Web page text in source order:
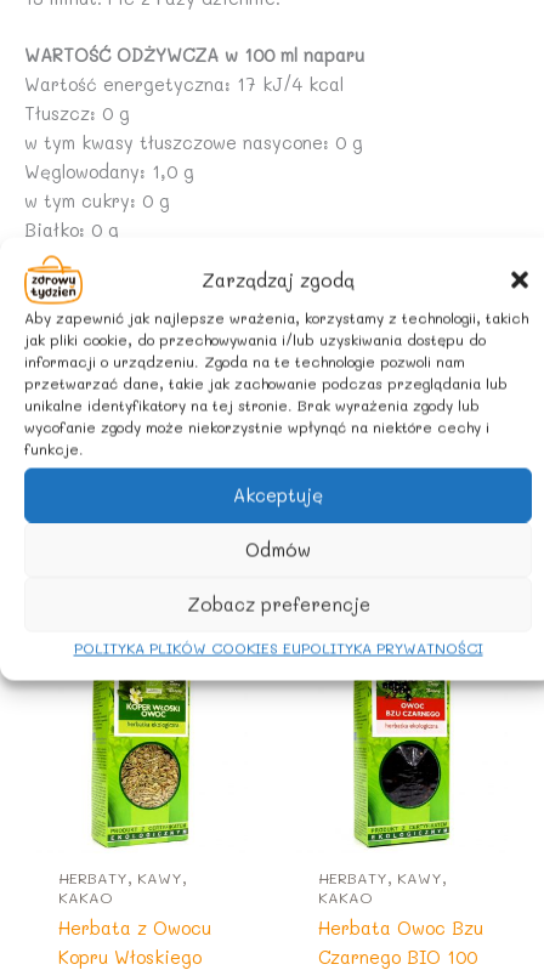
Zarządzaj zgodą
Aby zapewnić jak najlepsze wrażenia, korzystamy z technologii, takich
jak pliki cookie, do przechowywania i/lub uzyskiwania dostępu do
informacji o urządzeniu. Zgoda na te technologie pozwoli nam
przetwarzać dane, takie jak zachowanie podczas przeglądania lub
unikalne identyfikatory na tej stronie. Brak wyrażenia zgody lub
wycofanie zgody może niekorzystnie wpłynąć na niektóre cechy i
funkcje.
Akceptuję
Odmów
Zobacz preferencje
POLITYKA PLIKÓW COOKIES EUPOLITYKA PRYWATNOŚCI
WARTOŚĆ ODŻYWCZA w 100 ml naparu
Wartość energetyczna: 17 kJ/4 kcal
Tłuszcz: 0 g
w tym kwasy tłuszczowe nasycone: 0 g
Węglowodany: 1,0 g
w tym cukry: 0 g
Białko: 0 g
Sól: 0 g
ZALECANE WARUNKI PRZECHOWYWANIA
Przechowywać w szczelnie zamkniętym opakowaniu, w
suchym, zaciemnionym miejscu.
KRAJ POCHODZENIA SUROWCA
Podobne produkty
HERBATY, KAWY,
KAKAO
Herbata z Owocu
Kopru Włoskiego
HERBATY, KAWY,
KAKAO
Herbata Owoc Bzu
Czarnego BIO 100